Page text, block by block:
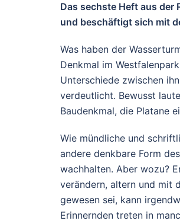
Das sechste Heft aus der
und beschäftigt sich mit
Was haben der
Denkmal im
Unterschiede zwischen
verdeutlicht. Bewusst
Baudenkmal, die Platane
Wie mündliche und
andere denkbare Form
wachhalten. Aber wozu?
verändern, altern und mit
gewesen sei, kann
Erinnernden treten in